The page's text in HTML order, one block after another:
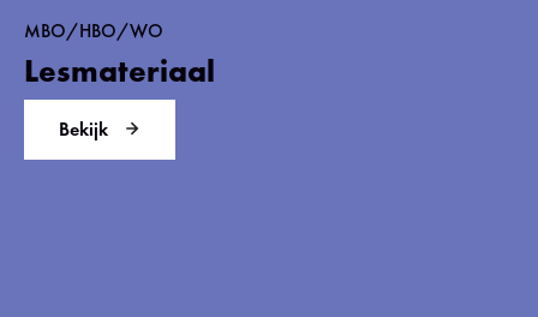
Lesmateriaal
MBO/HBO/WO
Bekijk